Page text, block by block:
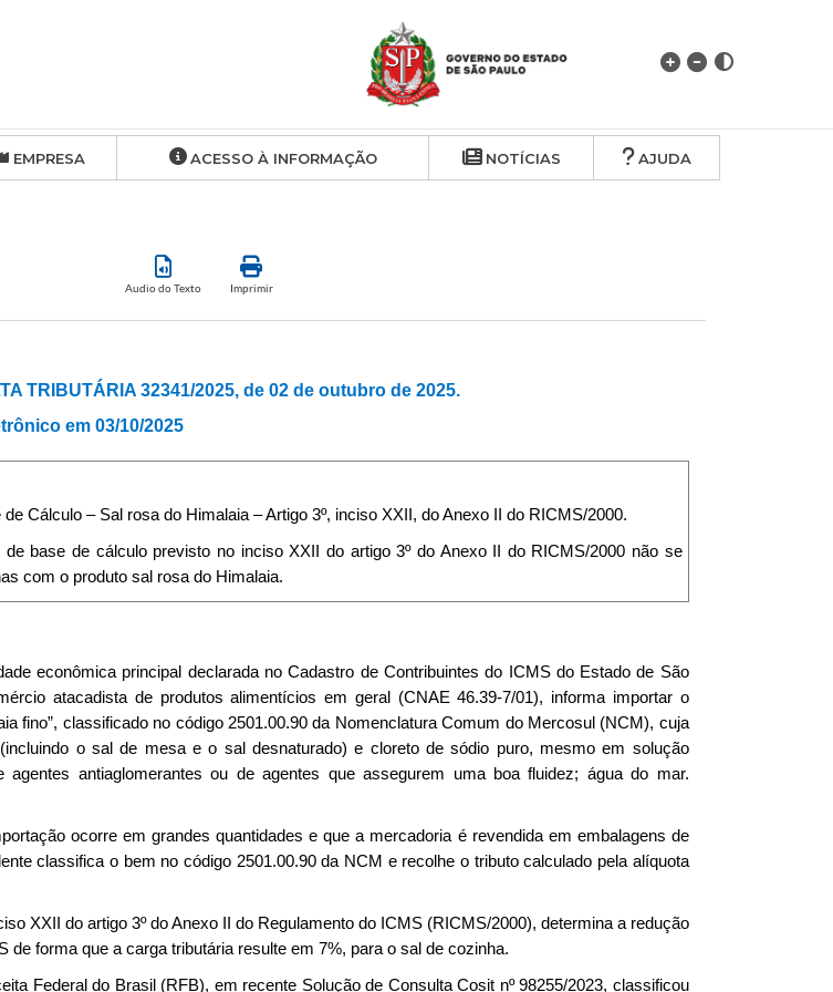
EMPRESA ACESSO À INFORMAÇÃO NOTÍCIAS AJUDA
Audio do Texto Imprimir
TRIBUTÁRIA 32341/2025, de 02 de outubro de 2025.
em 03/10/2025
Cálculo – Sal rosa do Himalaia – Artigo 3º, inciso XXII, do Anexo II do RICMS/2000.
de base de cálculo previsto no inciso XXII do artigo 3º do Anexo II do RICMS/2000 não se
com o produto sal rosa do Himalaia.
econômica principal declarada no Cadastro de Contribuintes do ICMS do Estado de São
atacadista de produtos alimentícios em geral (CNAE 46.39-7/01), informa importar o
fino”, classificado no código 2501.00.90 da Nomenclatura Comum do Mercosul (NCM), cuja
o sal de mesa e o sal desnaturado) e cloreto de sódio puro, mesmo em solução
agentes antiaglomerantes ou de agentes que assegurem uma boa fluidez; água do mar.
ocorre em grandes quantidades e que a mercadoria é revendida em embalagens de
classifica o bem no código 2501.00.90 da NCM e recolhe o tributo calculado pela alíquota
XXII do artigo 3º do Anexo II do Regulamento do ICMS (RICMS/2000), determina a redução
de forma que a carga tributária resulte em 7%, para o sal de cozinha.
Federal do Brasil (RFB), em recente Solução de Consulta Cosit nº 98255/2023, classificou